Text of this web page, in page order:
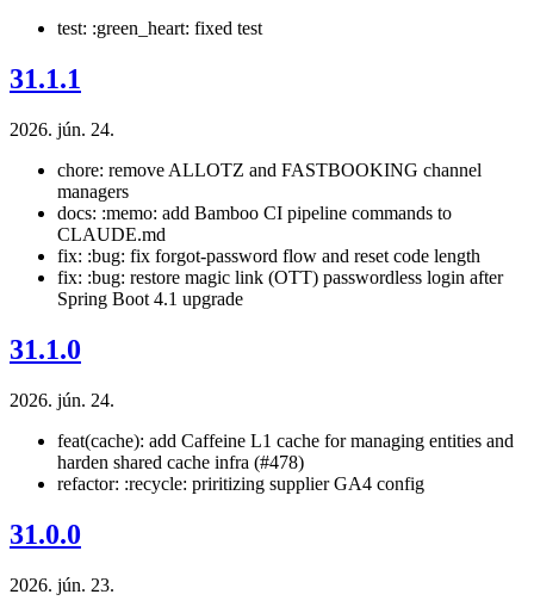
test: :green_heart: fixed test
31.1.1
2026. jún. 24.
chore: remove ALLOTZ and FASTBOOKING channel
managers
docs: :memo: add Bamboo CI pipeline commands to
CLAUDE.md
fix: :bug: fix forgot-password flow and reset code length
fix: :bug: restore magic link (OTT) passwordless login after
Spring Boot 4.1 upgrade
31.1.0
2026. jún. 24.
feat(cache): add Caffeine L1 cache for managing entities and
harden shared cache infra (#478)
refactor: :recycle: priritizing supplier GA4 config
31.0.0
2026. jún. 23.